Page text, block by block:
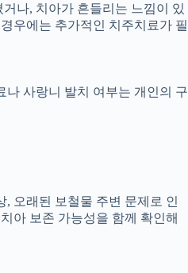
나, 치아가 흔들리는 느낌이 있
우에는 추가적인 치주치료가 필
나 사랑니 발치 여부는 개인의 구
, 오래된 보철물 주변 문제로 인
아 보존 가능성을 함께 확인해